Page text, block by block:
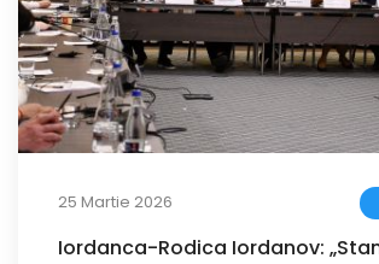
25 Martie 2026
Iordanca-Rodica Iordanov: